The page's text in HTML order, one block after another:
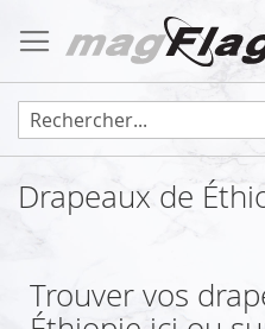
au
contenu
Drapeaux de
Trouver vos